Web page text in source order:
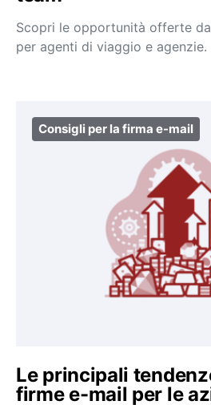
Scopri le opportunità offerte
per agenti di viaggio e agenzie.
Consigli per la firma e-mail
Le principali
firme e-mail per le